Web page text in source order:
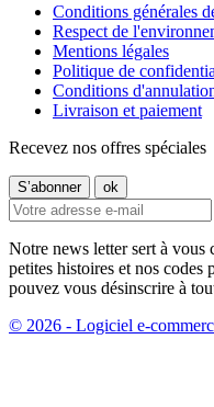
Conditions générales
Respect de
Mentions légales
Politique de
Conditions
Livraison et paiement
Recevez nos offres spéciales
Notre news letter sert à
petites histoires et nos codes
pouvez vous désinscrire à
© 2026 - Logiciel e-